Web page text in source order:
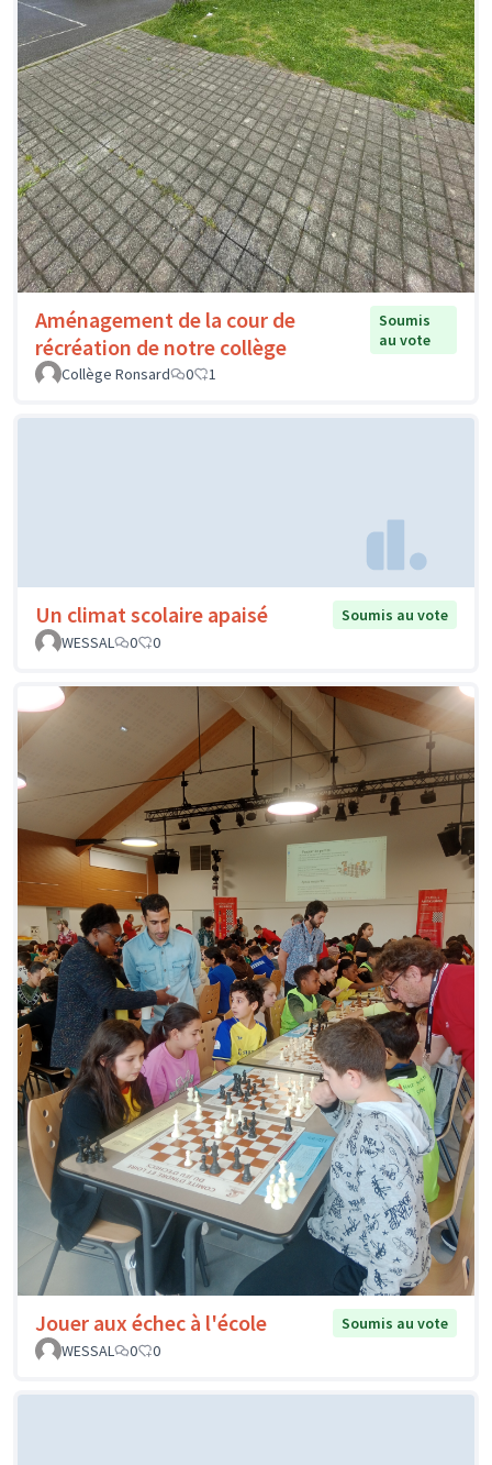
Aménagement de la cour de
récréation de notre collège
Soumis
au vote
Collège Ronsard
0 1
Un climat scolaire apaisé
Soumis au vote
WESSAL
0 0
Jouer aux échec à l'école
Soumis au vote
WESSAL
0 0